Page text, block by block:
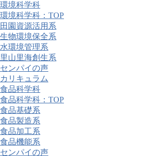
環境科学科
環境科学科：TOP
田園資源活用系
生物環境保全系
水環境管理系
里山里海創生系
センパイの声
カリキュラム
食品科学科
食品科学科：TOP
食品基礎系
食品製造系
食品加工系
食品機能系
センパイの声